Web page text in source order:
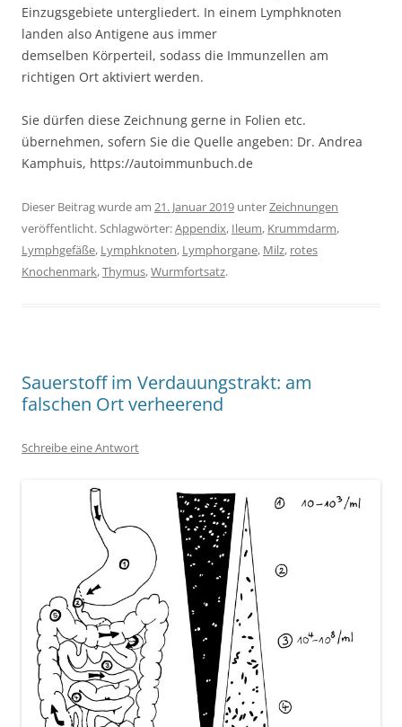
Einzugsgebiete untergliedert. In einem Lymphknoten
landen also Antigene aus immer
demselben Körperteil, sodass die Immunzellen am
richtigen Ort aktiviert werden.
Sie dürfen diese Zeichnung gerne in Folien etc.
übernehmen, sofern Sie die Quelle angeben: Dr. Andrea
Kamphuis, https://autoimmunbuch.de
Dieser Beitrag wurde am 21. Januar 2019 unterZeichnungen
veröffentlicht. Schlagwörter:Appendix, Ileum, Krummdarm,
Lymphgefäße, Lymphknoten, Lymphorgane, Milz, rotes
Knochenmark,Thymus,Wurmfortsatz.
Sauerstoff im Verdauungstrakt: am
falschen Ort verheerend
Schreibe eine Antwort